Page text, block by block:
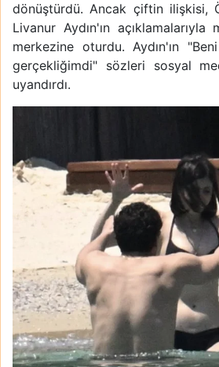
dönüştürdü. Ancak çiftin ilişkisi,
Livanur Aydın'ın
merkezine oturdu. Aydın'ın
gerçekliğimdi" sözleri sosyal
uyandırdı.